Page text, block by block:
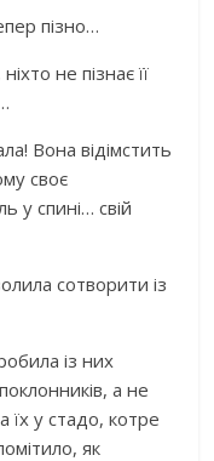
пізно…
не пізнає її
Вона відімстить
своє
у спині… свій
сотворити із
із них
а не
їх у стадо, котре
як